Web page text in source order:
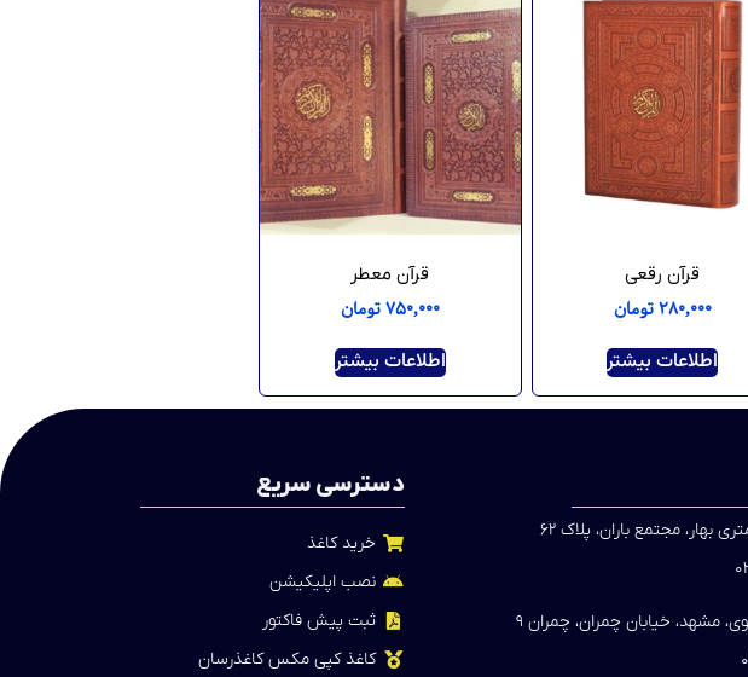
قرآن رقعی
۲۸۰,۰۰۰تومان
اطلاعات بیشتر
قرآن معطر
۷۵۰,۰۰۰تومان
اطلاعات بیشتر
مشهد، خیابان چمران، چمران ۹
دسترسی سریع
خرید کاغذ
نصب اپلیکیشن
ثبت پیش فاکتور
کاغذ کپی مکس کاغذرسان